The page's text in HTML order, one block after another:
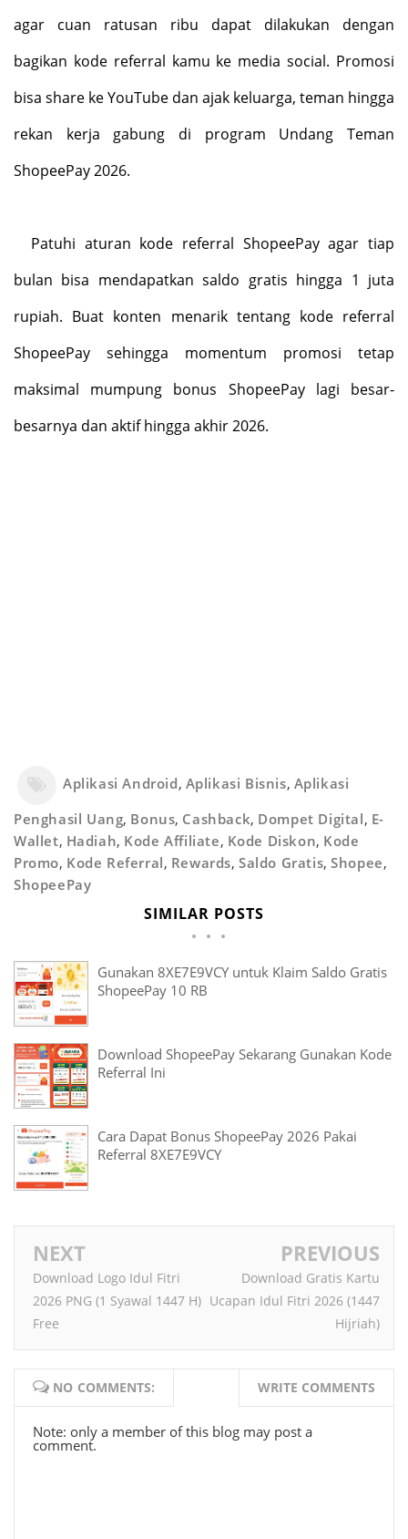
agar cuan ratusan ribu dapat dilakukan dengan
bagikan kode referral kamu ke media social. Promosi
bisa share ke YouTube dan ajak keluarga, teman hingga
rekan kerja gabung di program Undang Teman
ShopeePay 2026.
Patuhi aturan kode referral ShopeePay agar tiap
bulan bisa mendapatkan saldo gratis hingga 1 juta
rupiah. Buat konten menarik tentang kode referral
ShopeePay sehingga momentum promosi tetap
maksimal mumpung bonus ShopeePay lagi besar-
besarnya dan aktif hingga akhir 2026.
Aplikasi Android, Aplikasi Bisnis, Aplikasi
Penghasil Uang, Bonus, Cashback, Dompet Digital, E-
Wallet, Hadiah, Kode Affiliate, Kode Diskon, Kode
Promo, Kode Referral, Rewards,Saldo Gratis,Shopee,
ShopeePay
SIMILAR POSTS
Gunakan 8XE7E9VCY untuk Klaim Saldo Gratis
ShopeePay 10 RB
Download ShopeePay Sekarang Gunakan Kode
Referral Ini
Cara Dapat Bonus ShopeePay 2026 Pakai
Referral 8XE7E9VCY
NEXT
Download Logo Idul Fitri
2026 PNG (1 Syawal 1447 H)
Free
PREVIOUS
Download Gratis Kartu
Ucapan Idul Fitri 2026 (1447
Hijriah)
NO COMMENTS: WRITE COMMENTS
Note: only a member of this blog may post a
comment.